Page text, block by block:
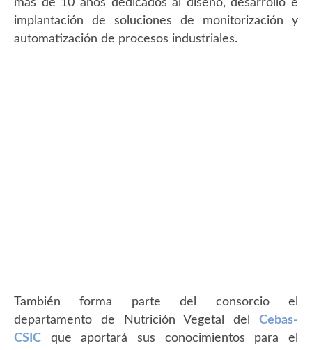
más de 10 años dedicados al diseño, desarrollo e
implantación de soluciones de monitorización y
automatización de procesos industriales.
También forma parte del consorcio el
departamento de Nutrición Vegetal del Cebas-
CSIC que aportará sus conocimientos para el